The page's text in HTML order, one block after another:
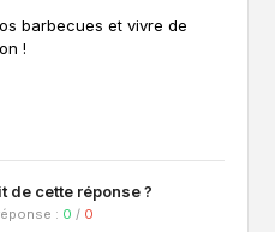
barbecues et vivre de
!
de cette réponse ?
: 0 / 0